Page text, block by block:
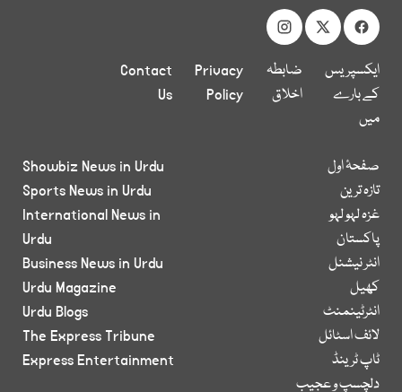
ایکسپریس
کے بارے
میں
ضابطہ
اخلاق
Privacy
Policy
Contact
Us
صفحۂ اول
تازہ ترین
غزہ لہو لہو
پاکستان
انٹر نیشنل
کھیل
انٹرٹینمنٹ
لائف اسٹائل
ٹاپ ٹرینڈ
دلچسپ و عجیب
Showbiz News in Urdu
Sports News in Urdu
International News in
Urdu
Business News in Urdu
Urdu Magazine
Urdu Blogs
The Express Tribune
Express Entertainment